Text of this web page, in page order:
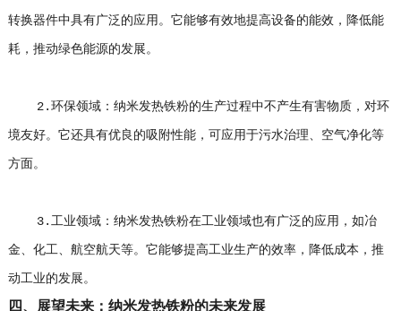
转换器件中具有广泛的应用。它能够有效地提高设备的能效，降低能
耗，推动绿色能源的发展。
2.环保领域：纳米发热铁粉的生产过程中不产生有害物质，对环
境友好。它还具有优良的吸附性能，可应用于污水治理、空气净化等
方面。
3.工业领域：纳米发热铁粉在工业领域也有广泛的应用，如冶
金、化工、航空航天等。它能够提高工业生产的效率，降低成本，推
动工业的发展。
四、展望未来：纳米发热铁粉的未来发展